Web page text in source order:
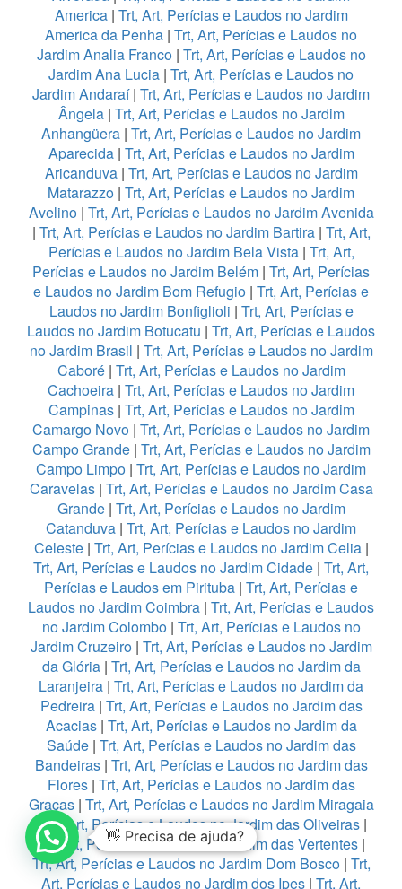
America| Trt, Art, Perícias e Laudos no Jardim
America da Penha | Trt, Art, Perícias e Laudos no
Jardim Analia Franco| Trt, Art, Perícias e Laudos no
Jardim Ana Lucia | Trt, Art, Perícias e Laudos no
Jardim Andaraí| Trt, Art, Perícias e Laudos no Jardim
Ângela| Trt, Art, Perícias e Laudos no Jardim
Anhangüera | Trt, Art, Perícias e Laudos no Jardim
Aparecida| Trt, Art, Perícias e Laudos no Jardim
Aricanduva| Trt, Art, Perícias e Laudos no Jardim
Matarazzo | Trt, Art, Perícias e Laudos no Jardim
Avelino| Trt, Art, Perícias e Laudos no Jardim Avenida
| Trt, Art, Perícias e Laudos no Jardim Bartira| Trt, Art,
Perícias e Laudos no Jardim Bela Vista| Trt, Art,
Perícias e Laudos no Jardim Belém | Trt, Art, Perícias
e Laudos no Jardim Bom Refugio | Trt, Art, Perícias e
Laudos no Jardim Bonfiglioli | Trt, Art, Perícias e
Laudos no Jardim Botucatu | Trt, Art, Perícias e Laudos
no Jardim Brasil | Trt, Art, Perícias e Laudos no Jardim
Caboré| Trt, Art, Perícias e Laudos no Jardim
Cachoeira | Trt, Art, Perícias e Laudos no Jardim
Campinas| Trt, Art, Perícias e Laudos no Jardim
Camargo Novo | Trt, Art, Perícias e Laudos no Jardim
Campo Grande| Trt, Art, Perícias e Laudos no Jardim
Campo Limpo | Trt, Art, Perícias e Laudos no Jardim
Caravelas| Trt, Art, Perícias e Laudos no Jardim Casa
Grande| Trt, Art, Perícias e Laudos no Jardim
Catanduva | Trt, Art, Perícias e Laudos no Jardim
Celeste| Trt, Art, Perícias e Laudos no Jardim Celia|
Trt, Art, Perícias e Laudos no Jardim Cidade | Trt, Art,
Perícias e Laudos em Pirituba | Trt, Art, Perícias e
Laudos no Jardim Coimbra | Trt, Art, Perícias e Laudos
no Jardim Colombo| Trt, Art, Perícias e Laudos no
Jardim Cruzeiro| Trt, Art, Perícias e Laudos no Jardim
da Glória| Trt, Art, Perícias e Laudos no Jardim da
Laranjeira | Trt, Art, Perícias e Laudos no Jardim da
Pedreira| Trt, Art, Perícias e Laudos no Jardim das
Acacias| Trt, Art, Perícias e Laudos no Jardim da
Saúde| Trt, Art, Perícias e Laudos no Jardim das
Bandeiras| Trt, Art, Perícias e Laudos no Jardim das
Flores| Trt, Art, Perícias e Laudos no Jardim das
Graças| Trt, Art, Perícias e Laudos no Jardim Miragaia
|Trt, Art, Perícias e Laudos no Jardim das Oliveiras|
Trt, Art, Perícias e Laudos no Jardim das Vertentes|
Trt, Art, Perícias e Laudos no Jardim Dom Bosco| Trt,
Art, Perícias e Laudos no Jardim dos Ipes | Trt, Art,
👋 Precisa de ajuda?